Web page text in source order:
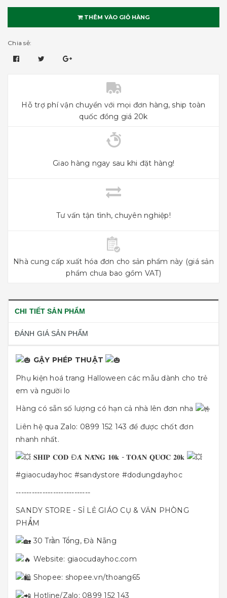
THÊM VÀO GIỎ HÀNG
Chia sẻ:
Hỗ trợ phí vận chuyển với mọi đơn hàng, ship toàn
quốc đồng giá 20k
Giao hàng ngay sau khi đặt hàng!
Tư vấn tận tình, chuyên nghiệp!
Nhà cung cấp xuất hóa đơn cho sản phẩm này (giá sản
phẩm chưa bao gồm VAT)
CHI TIẾT SẢN PHẨM
ĐÁNH GIÁ SẢN PHẨM
GẬY PHÉP THUẬT
Phụ kiện hoá trang Halloween các mẫu dành cho trẻ
em và người lo
Hàng có sẵn số lượng có hạn cả nhà lên đơn nha
Liên hệ qua Zalo: 0899 152 143 để được chốt đơn
nhanh nhất.
𝐒𝐇𝐈𝐏 𝐂𝐎𝐃 Đ𝐀̀ 𝐍𝐀̆̃𝐍𝐆 𝟏𝟎𝐤 - 𝐓𝐎𝐀̀𝐍 𝐐𝐔𝐎̂́𝐂 𝟐𝟎𝐤
#giaocudayhoc #sandystore #dodungdayhoc
----------------------------
SANDY STORE - SỈ LẺ GIÁO CỤ & VĂN PHÒNG
PHẨM
30 Trần Tống, Đà Nẵng
Website: giaocudayhoc.com
Shopee: shopee.vn/thoang65
Hotline/Zalo: 0899 152 143